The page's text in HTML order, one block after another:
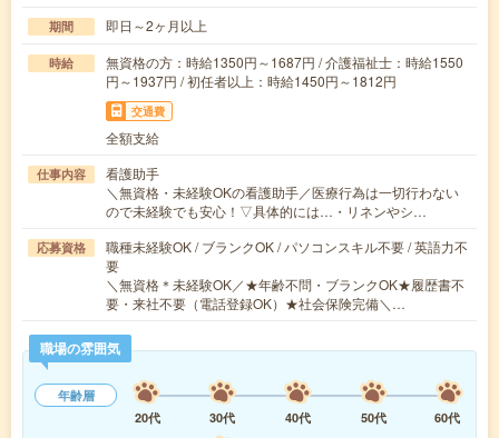
期間 即日～2ヶ月以上
時給
無資格の方：時給1350円～1687円 / 介護福祉士：時給1550
円～1937円 / 初任者以上：時給1450円～1812円
交通費
全額支給
仕事内容
看護助手
＼無資格・未経験OKの看護助手／医療行為は一切行わない
ので未経験でも安心！▽具体的には…・リネンやシ…
応募資格
職種未経験OK / ブランクOK / パソコンスキル不要 / 英語力不
要
＼無資格＊未経験OK／★年齢不問・ブランクOK★履歴書不
要・来社不要（電話登録OK）★社会保険完備＼…
職場の雰囲気
年齢層
20代
30代 40代 50代
60代